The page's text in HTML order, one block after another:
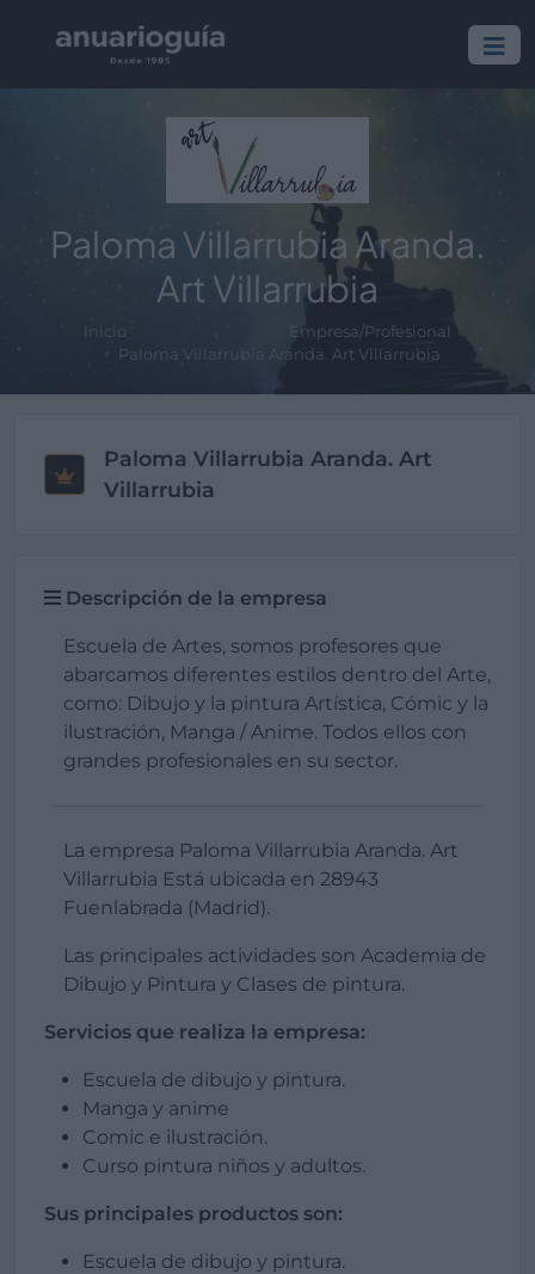
Paloma Villarrubia Aranda.
Art Villarrubia
Inicio
Empresa/Profesional
Paloma Villarrubia Aranda. Art Villarrubia
Paloma Villarrubia Aranda. Art
Villarrubia
Descripción de la empresa
Escuela de Artes, somos profesores que
abarcamos diferentes estilos dentro del Arte,
como: Dibujo y la pintura Artística, Cómic y la
ilustración, Manga / Anime. Todos ellos con
grandes profesionales en su sector.
La empresa Paloma Villarrubia Aranda. Art
Villarrubia Está ubicada en 28943
Fuenlabrada (Madrid).
Las principales actividades son Academia de
Dibujo y Pintura y Clases de pintura.
Servicios que realiza la empresa:
Escuela de dibujo y pintura.
Manga y anime
Comic e ilustración.
Curso pintura niños y adultos.
Sus principales productos son:
Escuela de dibujo y pintura.